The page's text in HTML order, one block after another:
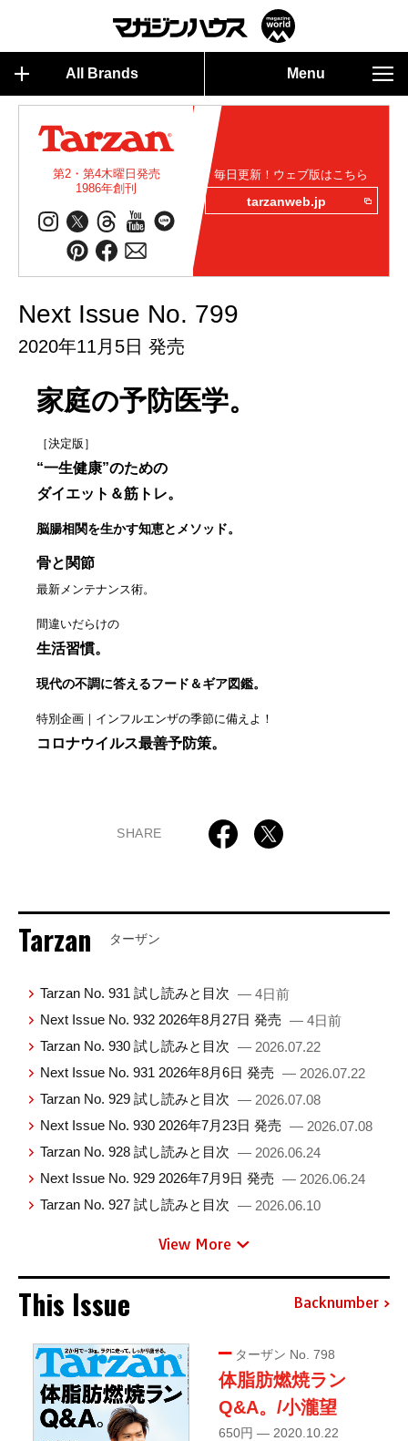
All Brands Menu
第2・第4木曜日発売
1986年創刊
毎日更新！ウェブ版はこちら
tarzanweb.jp
Next Issue No. 799
2020年11月5日 発売
家庭の予防医学。
［決定版］
“一生健康”のための
ダイエット＆筋トレ。
脳腸相関を生かす知恵とメソッド。
骨と関節
最新メンテナンス術。
間違いだらけの
生活習慣。
現代の不調に答えるフード＆ギア図鑑。
特別企画｜インフルエンザの季節に備えよ！
コロナウイルス最善予防策。
SHARE
Tarzan ターザン
Tarzan No. 931 試し読みと目次 — 4日前
Next Issue No. 932 2026年8月27日 発売 — 4日前
Tarzan No. 930 試し読みと目次 — 2026.07.22
Next Issue No. 931 2026年8月6日 発売 — 2026.07.22
Tarzan No. 929 試し読みと目次 — 2026.07.08
Next Issue No. 930 2026年7月23日 発売 — 2026.07.08
Tarzan No. 928 試し読みと目次 — 2026.06.24
Next Issue No. 929 2026年7月9日 発売 — 2026.06.24
Tarzan No. 927 試し読みと目次 — 2026.06.10
View More
This Issue Backnumber
ターザン No. 798
体脂肪燃焼ラン
Q&A。/小瀧望
650円 — 2020.10.22